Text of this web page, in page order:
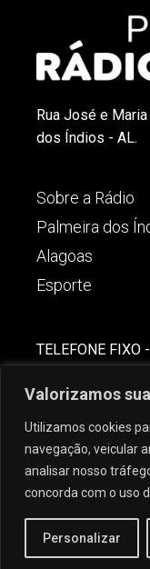
Valorizamos
Utilizamos cookies
navegação, veicular
analisar nosso
concorda com o uso
Personalizar
Rua José e
dos Índios - AL.
Sobre a Rádio
Palmeira dos
Alagoas
Esporte
TELEFONE FIXO
(82) 99621-8806